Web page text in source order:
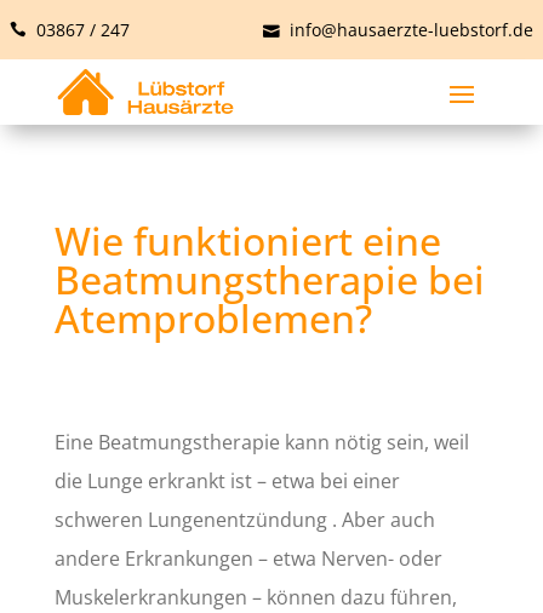
03867 / 247 info@hausaerzte-luebstorf.de
Wie funktioniert eine
Beatmungstherapie bei
Atemproblemen?
Eine Beatmungstherapie kann nötig sein, weil
die Lunge erkrankt ist – etwa bei einer
schweren Lungenentzündung . Aber auch
andere Erkrankungen – etwa Nerven- oder
Muskelerkrankungen – können dazu führen,